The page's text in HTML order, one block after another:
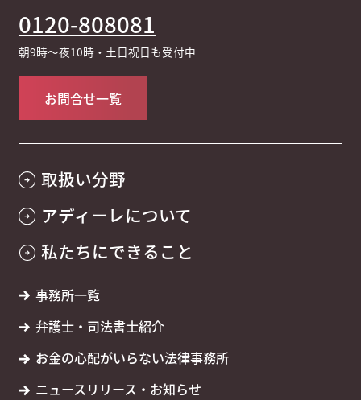
0120-808081
朝9時～夜10時・土日祝日も受付中
お問合せ一覧
取扱い分野
アディーレについて
私たちにできること
事務所一覧
弁護士・司法書士紹介
お金の心配がいらない法律事務所
ニュースリリース・お知らせ